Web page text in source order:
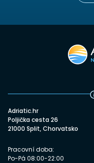
Adriatic.hr
Poljička cesta 26
21000 Split, Chorvatsko
Pracovní doba:
Po-Pá 08:00-22:00